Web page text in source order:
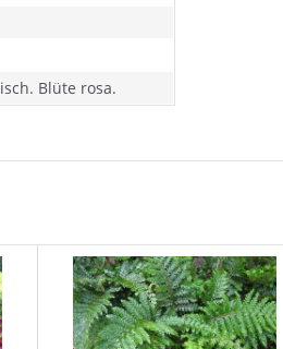
Blüte rosa.